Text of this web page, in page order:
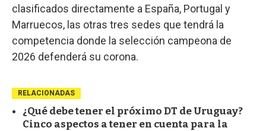
clasificados directamente a España, Portugal y
Marruecos, las otras tres sedes que tendrá la
competencia donde la selección campeona de
2026 defenderá su corona.
RELACIONADAS
¿Qué debe tener el próximo DT de Uruguay?
Cinco aspectos a tener en cuenta para la